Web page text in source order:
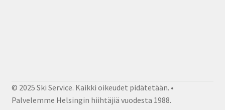
© 2025 Ski Service. Kaikki oikeudet pidätetään. •
Palvelemme Helsingin hiihtäjiä vuodesta 1988.